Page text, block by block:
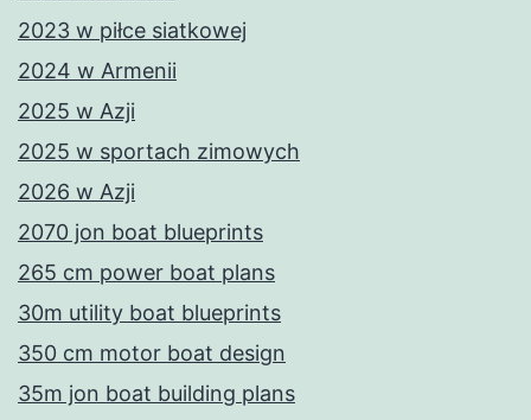
2023 w piłce siatkowej
2024 w Armenii
2025 w Azji
2025 w sportach zimowych
2026 w Azji
2070 jon boat blueprints
265 cm power boat plans
30m utility boat blueprints
350 cm motor boat design
35m jon boat building plans